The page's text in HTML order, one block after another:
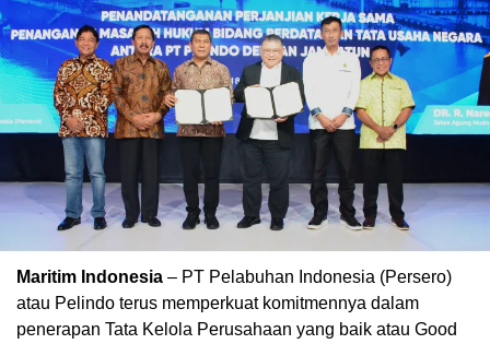
Maritim Indonesia – PT Pelabuhan Indonesia (Persero)
atau Pelindo terus memperkuat komitmennya dalam
penerapan Tata Kelola Perusahaan yang baik atau Good